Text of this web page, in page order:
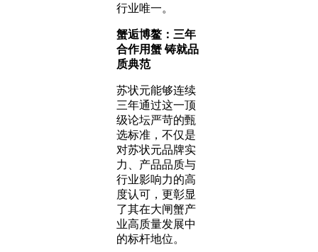
行业唯一。
蟹逅博鳌：三年
合作用蟹 铸就品
质典范
苏状元能够连续
三年通过这一顶
级论坛严苛的甄
选标准，不仅是
对苏状元品牌实
力、产品品质与
行业影响力的高
度认可，更彰显
了其在大闸蟹产
业高质量发展中
的标杆地位。